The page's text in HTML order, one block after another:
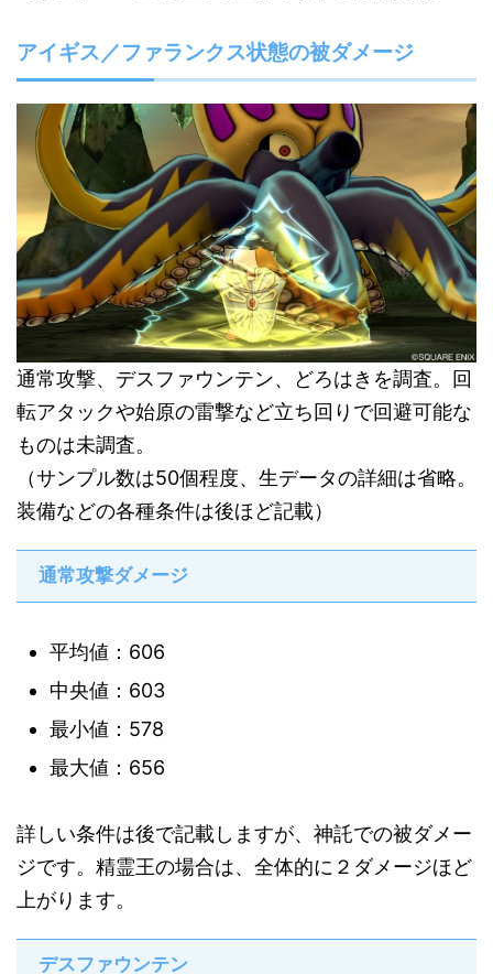
アイギス／ファランクス状態の被ダメージ
通常攻撃、デスファウンテン、どろはきを調査。回
転アタックや始原の雷撃など立ち回りで回避可能な
ものは未調査。
（サンプル数は50個程度、生データの詳細は省略。
装備などの各種条件は後ほど記載）
通常攻撃ダメージ
平均値：606
中央値：603
最小値：578
最大値：656
詳しい条件は後で記載しますが、神託での被ダメー
ジです。精霊王の場合は、全体的に２ダメージほど
上がります。
デスファウンテン